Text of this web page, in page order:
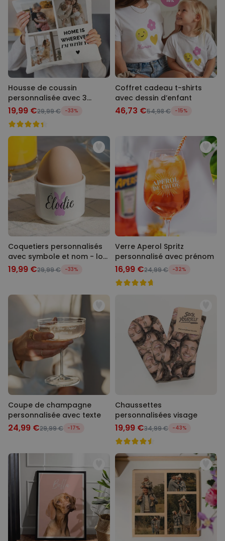
Housse de coussin
personnalisée avec 3
photos et texte
19,99 €29,99 € -33%
Coffret cadeau t-shirts
avec dessin d’enfant
46,73 €54,98 € -15%
Coquetiers personnalisés
avec symbole et nom - lot
de 2
19,99 €29,99 € -33%
Verre Aperol Spritz
personnalisé avec prénom
16,99 €24,99 € -32%
Coupe de champagne
personnalisée avec texte
24,99 €29,99 € -17%
Chaussettes
personnalisées visage
19,99 €34,99 € -43%